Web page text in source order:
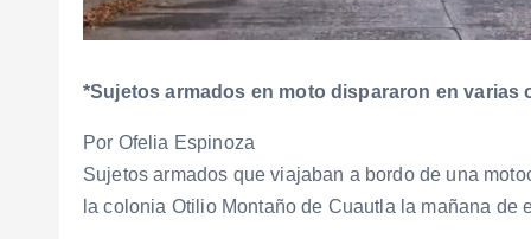
*Sujetos armados en moto dispararon en varias
Por Ofelia Espinoza
Sujetos armados que viajaban a bordo de una
la colonia Otilio Montaño de Cuautla la mañana de